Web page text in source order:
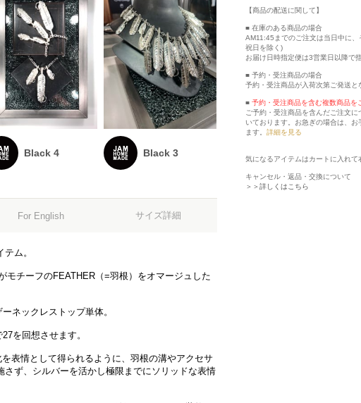
Black 4 Black 3
For English サイズ詳細
ム。
モチーフのFEATHER（=羽根）をオマージュした
ネックレストップ単体。
を回想させます。
表情として得られるように、羽根の溝やアクセサ
さず、シルバーを活かし極限までにソリッドな表情
【商品の配送に関して】
■ 在庫のある商品の場合
AM11:45までのご注文は当日中に
祝日を除く)
お届け日時指定便は3営業日以降で
■ 予約・受注商品の場合
予約・受注商品が入荷次第ご発送と
■ 予約・受注商品を含む複数商品を
ご予約・受注商品を含んだご注文
いております。お急ぎの場合は、お
ます。 詳細を見る
気になるアイテムはカートに入れて
キャンセル・返品・交換について
＞＞詳しくはこちら